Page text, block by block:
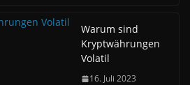
Warum sind
Kryptwährungen
Volatil
16. Juli 2023